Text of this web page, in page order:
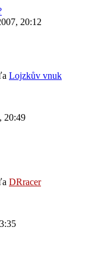
20:12
Lojzkův vnuk
20:49
DRracer